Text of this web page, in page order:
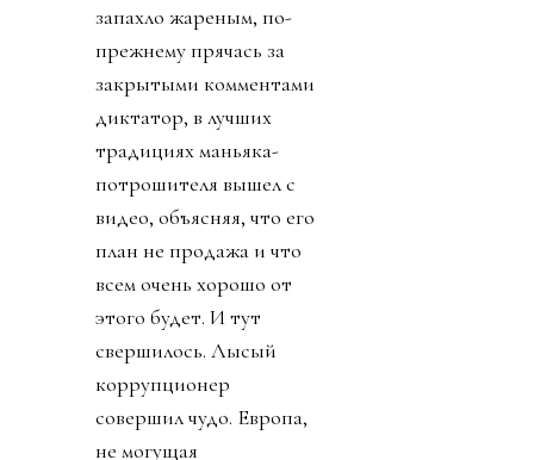
запахло жареным, по-
прежнему прячась за
закрытыми комментами
диктатор, в лучших
традициях маньяка-
потрошителя вышел с
видео, объясняя, что его
план не продажа и что
всем очень хорошо от
этого будет. И тут
свершилось. Лысый
коррупционер
совершил чудо. Европа,
не могущая